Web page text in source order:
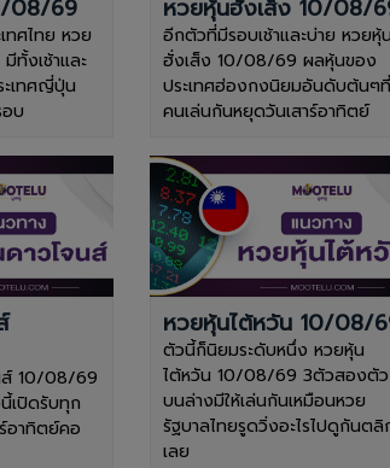
08/69
ทศไทย หวย
ทั้งเช้าและ
เทศญี่ปุ่น
บ
หวยหุ้นฮั่งเส็ง 10/08/
อีกตัวที่มีรอบเช้าและบ่าย หวยหุ้น
ฮั่งเส็ง 10/08/69 ผลหุ้นของ
ประเทศฮ่องกงนิยมอันดับต้นๆที่
คนเล่นกันหยุดวันเสาร์อาทิตย์
ส์ 10/08/69
เปิดรับทุก
อาทิตย์คอ
หวยหุ้นไต้หวัน 10/08/
ตัวนี้ก็นิยมระดับหนึ่ง หวยหุ้น
ไต้หวัน 10/08/69 3ตัวสองตัว
บนล่างมีให้เล่นกันเหมือนหวย
รัฐบาลไทยรูดวิ่งอะไรไปดูกันตลิ
เลย